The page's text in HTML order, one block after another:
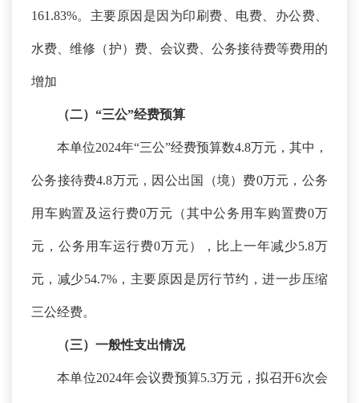
161.83%。主要原因是因为印刷费、电费、办公费、
水费、维修（护）费、会议费、公务接待费等费用的
增加
（二） “三公”经费预算
本单位2024年“三公”经费预算数4.8万元，其中，
公务接待费4.8万元，因公出国（境）费0万元，公务
用车购置及运行费0万元（其中公务用车购置费0万
元，公务用车运行费0万元），比上一年减少5.8万
元，减少54.7%，主要原因是厉行节约，进一步压缩
三公经费。
（三）一般性支出情况
本单位2024年会议费预算5.3万元，拟召开6次会